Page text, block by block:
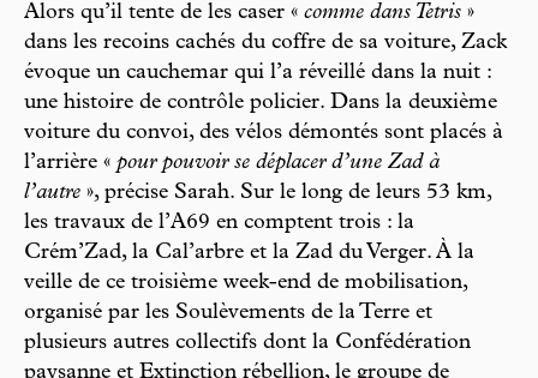
Alors qu’il tente de les caser « comme dans Tetris »
dans les recoins cachés du coffre de sa voiture, Zack
évoque un cauchemar qui l’a réveillé dans la nuit :
une histoire de contrôle policier. Dans la deuxième
voiture du convoi, des vélos démontés sont placés à
l’arrière « pour pouvoir se déplacer d’une Zad à
l’autre », précise Sarah. Sur le long de leurs 53 km,
les travaux de l’A69 en comptent trois : la
Crém’Zad, la Cal’arbre et la Zad du Verger. À la
veille de ce troisième week-end de mobilisation,
organisé par les Soulèvements de la Terre et
plusieurs autres collectifs dont la Confédération
paysanne et Extinction rébellion, le groupe de